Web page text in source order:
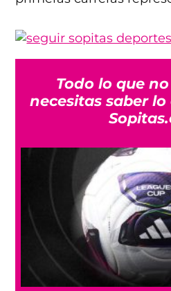
Todo lo que
necesitas saber